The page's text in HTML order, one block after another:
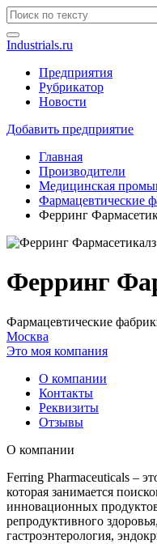
Industrials.ru
Предприятия
Рубрикатор
Новости
Добавить предприятие
Главная
Производители
Медицинская
Фармацевтические
Ферринг
Ферринг
Фармацевтические
Москва
Это моя компания
О компании
Контакты
Реквизиты
Отзывы
О компании
Ferring Pharmaceuticals –
которая занимается
инновационных
репродуктивного
гастроэнтерология,